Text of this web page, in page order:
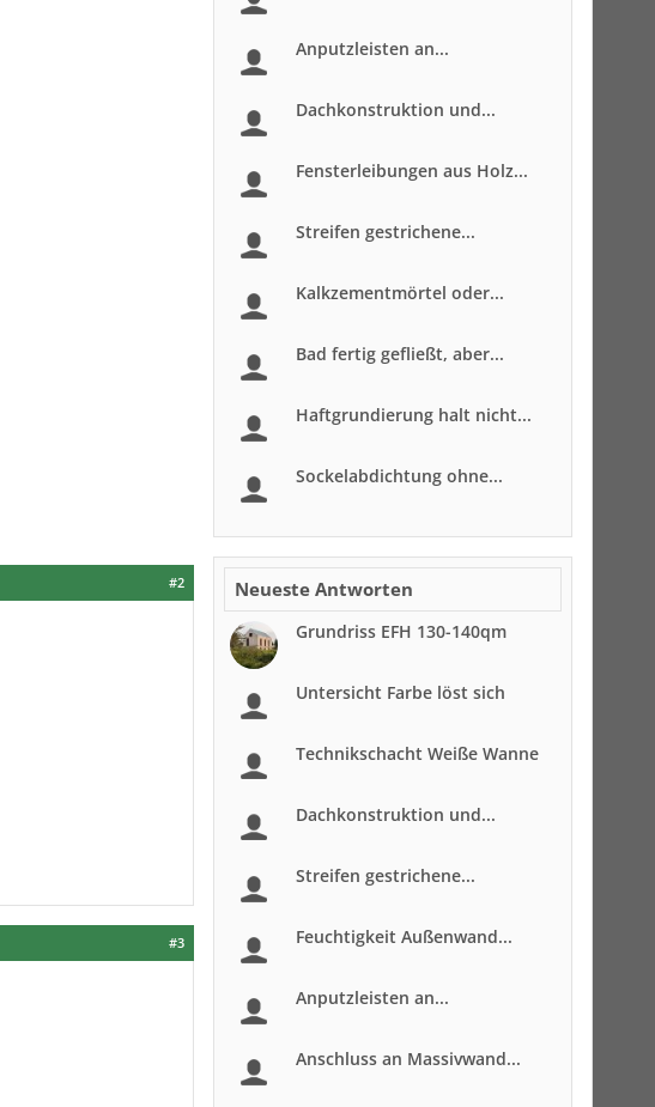
#2
#3
Anputzleisten an...
Dachkonstruktion und...
Fensterleibungen aus Holz...
Streifen gestrichene...
Kalkzementmörtel oder...
Bad fertig gefließt, aber...
Haftgrundierung halt nicht...
Sockelabdichtung ohne...
Neueste Antworten
Grundriss EFH 130-140qm
Untersicht Farbe löst sich
Technikschacht Weiße Wanne
Dachkonstruktion und...
Streifen gestrichene...
Feuchtigkeit Außenwand...
Anputzleisten an...
Anschluss an Massivwand...